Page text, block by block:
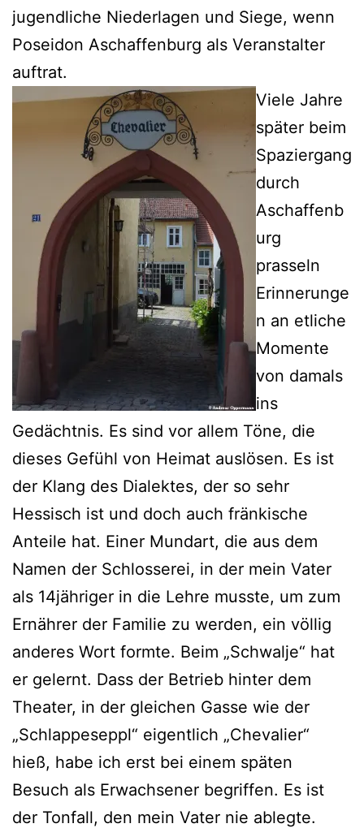
jugendliche Niederlagen und Siege, wenn
Poseidon Aschaffenburg als Veranstalter
auftrat.
Viele Jahre
später beim
Spaziergang
durch
Aschaffenb
urg
prasseln
Erinnerunge
n an etliche
Momente
von damals
ins
Gedächtnis. Es sind vor allem Töne, die
dieses Gefühl von Heimat auslösen. Es ist
der Klang des Dialektes, der so sehr
Hessisch ist und doch auch fränkische
Anteile hat. Einer Mundart, die aus dem
Namen der Schlosserei, in der mein Vater
als 14jähriger in die Lehre musste, um zum
Ernährer der Familie zu werden, ein völlig
anderes Wort formte. Beim „Schwalje“ hat
er gelernt. Dass der Betrieb hinter dem
Theater, in der gleichen Gasse wie der
„Schlappeseppl“ eigentlich „Chevalier“
hieß, habe ich erst bei einem späten
Besuch als Erwachsener begriffen. Es ist
der Tonfall, den mein Vater nie ablegte.